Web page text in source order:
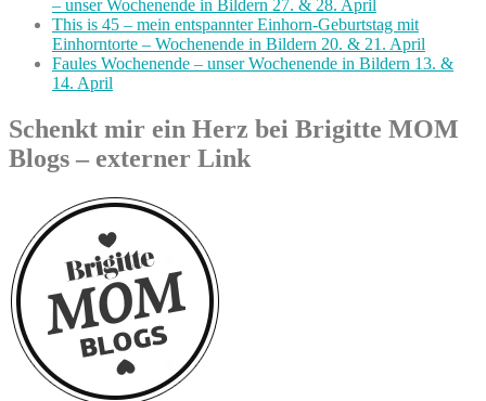
– unser Wochenende in Bildern 27. & 28. April
This is 45 – mein entspannter Einhorn-Geburtstag mit
Einhorntorte – Wochenende in Bildern 20. & 21. April
Faules Wochenende – unser Wochenende in Bildern 13. &
14. April
Schenkt mir ein Herz bei Brigitte MOM
Blogs – externer Link